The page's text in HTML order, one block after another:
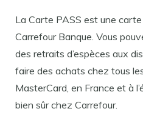
La Carte PASS est une
Carrefour Banque. Vous
des retraits d’espèces aux
faire des achats chez tous
MasterCard, en France et à
bien sûr chez Carrefour.